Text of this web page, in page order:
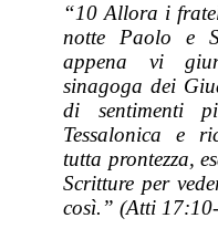
“10 Allora i
notte Paolo e
appena vi
sinagoga dei
di sentimenti
Tessalonica e
tutta prontezza,
Scritture per
così.” (Atti